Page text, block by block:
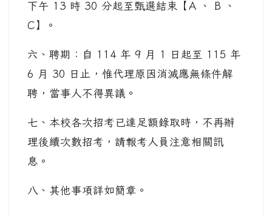
下午 13 時 30 分起至甄選結束【A 、 B 、
C】。
六、聘期：自 114 年 9 月 1 日起至 115 年
6 月 30 日止，惟代理原因消滅應無條件解
聘，當事人不得異議。
七、本校各次招考已達足額錄取時，不再辦
理後續次數招考，請報考人員注意相關訊
息。
八、其他事項詳如簡章。